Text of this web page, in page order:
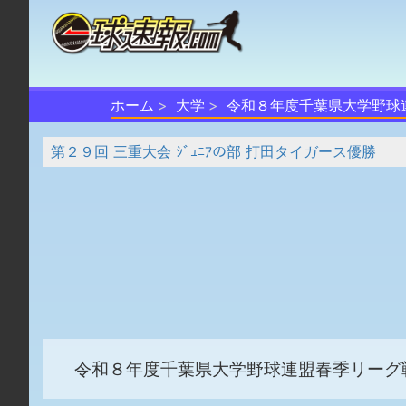
ホーム 大学 令和８年度千葉県大学野
第２９回 三重大会 ｼﾞｭﾆｱの部 打田タイガース優勝
令和８年度千葉県大学野球連盟春季リー